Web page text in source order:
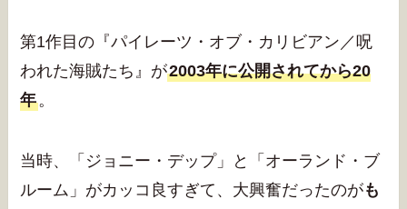
第1作目の『パイレーツ・オブ・カリビアン／呪
われた海賊たち』が2003年に公開されてから20
年。
当時、「ジョニー・デップ」と「オーランド・ブ
ルーム」がカッコ良すぎて、大興奮だったのがも